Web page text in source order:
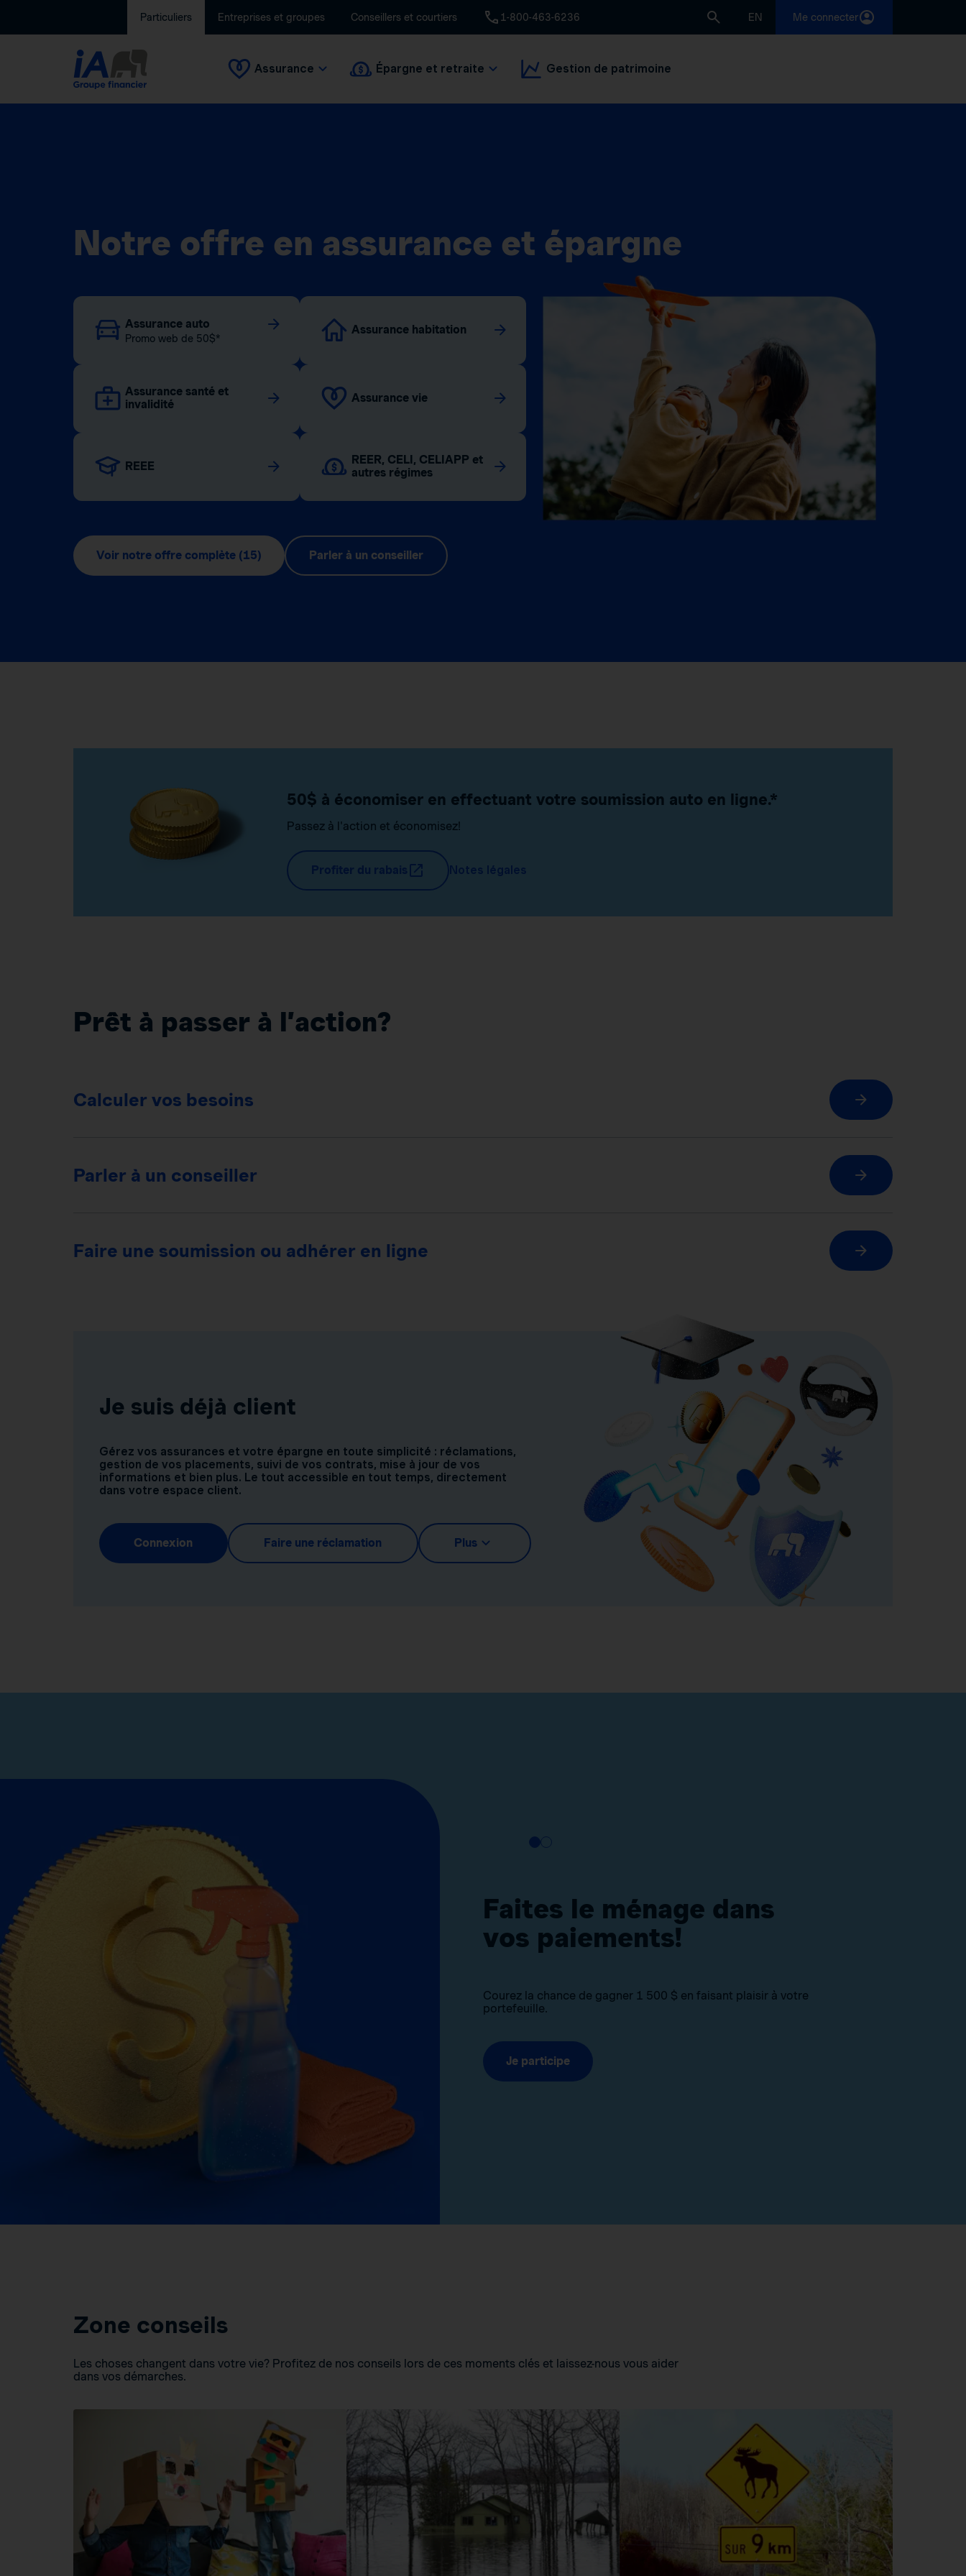
Particuliers Entreprises et groupes Conseillers et courtiers 1-800-463-6236 EN Me connecter
Assurance Épargne et retraite Gestion de patrimoine
Notre offre en assurance et épargne
Assurance auto
Promo web de 50$*
Assurance habitation
Assurance santé et
invalidité
Assurance vie
REEE
REER, CELI, CELIAPP et
autres régimes
Voir notre offre complète (15) Parler à un conseiller
50$ à économiser en effectuant votre soumission auto en ligne.*
Passez à l'action et économisez!
Profiter du rabais Notes légales
Prêt à passer à l’action?
Calculer vos besoins
Parler à un conseiller
Faire une soumission ou adhérer en ligne
Je suis déjà client
Gérez vos assurances et votre épargne en toute simplicité : réclamations,
gestion de vos placements, suivi de vos contrats, mise à jour de vos
informations et bien plus. Le tout accessible en tout temps, directement
dans votre espace client.
Connexion Faire une réclamation Plus
Faites le ménage dans
vos paiements!
Courez la chance de gagner 1 500 $ en faisant plaisir à votre
portefeuille.
Je participe
Zone conseils
Les choses changent dans votre vie? Profitez de nos conseils lors de ces moments clés et laissez-nous vous aider
dans vos démarches.